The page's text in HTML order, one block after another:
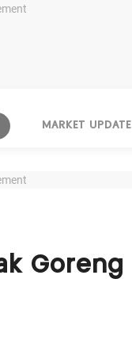
MARKET UPDATE
Goreng